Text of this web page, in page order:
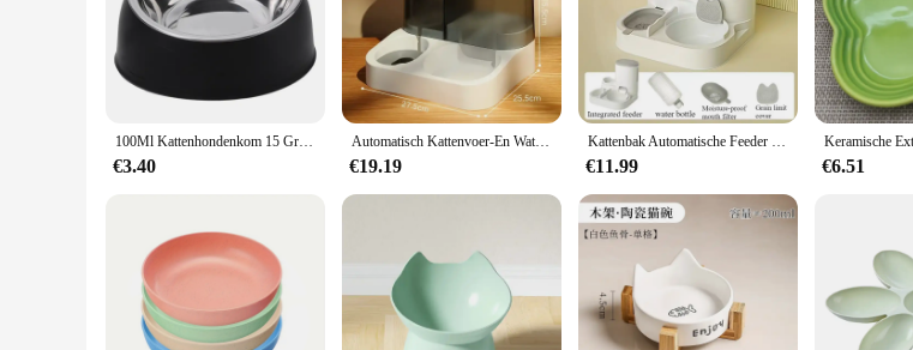
100Ml Kattenhondenkom 15 Graden Verhoogde Antislip Puppy-Basis Kattenvoer Drinkwater Feeder Kantelbeveiliging Nek Pet Kom Accessoires
€3.40
Automatisch Kattenvoer-En Watervoerapparaat, Kattenbak, Dierbenodigdheden. Hondenbak, Kattenbassin, 2-In-1 Waterdispenser
€19.19
Kattenbak Automatische Feeder Voor Katten, Honden, Huisdieren, Waterdispensers, Geïntegreerde Kattenbak, Kattenvoerbak, Honden, Eten, Drinken Wa
€11.99 €6.51